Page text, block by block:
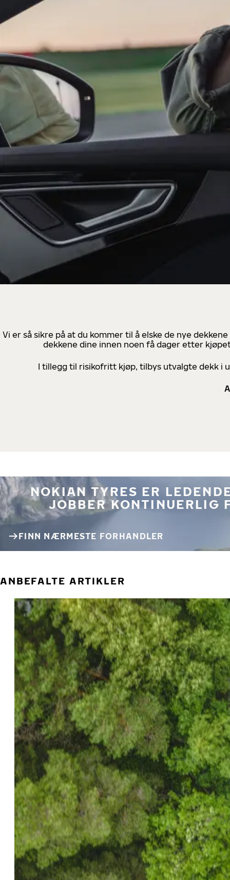
Vi er så sikre på at du kommer til å elske de nye
dekkene dine innen noen få dager etter
I tillegg til risikofritt kjøp, tilbys utvalgte dekk i
NOKIAN TYRES ER
JOBBER KONTINUERLIG
FINN NÆRMESTE FORHANDLER
ANBEFALTE ARTIKLER